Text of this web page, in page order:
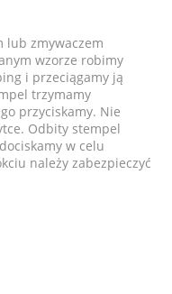
lub zmywaczem
wzorze robimy
i przeciągamy ją
trzymamy
przyciskamy. Nie
Odbity stempel
w celu
należy zabezpieczyć